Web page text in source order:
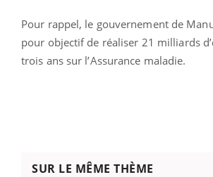
Pour rappel, le gouvernement de
pour objectif de réaliser 21 milliards
trois ans sur l’Assurance maladie.
SUR LE MÊME THÈME